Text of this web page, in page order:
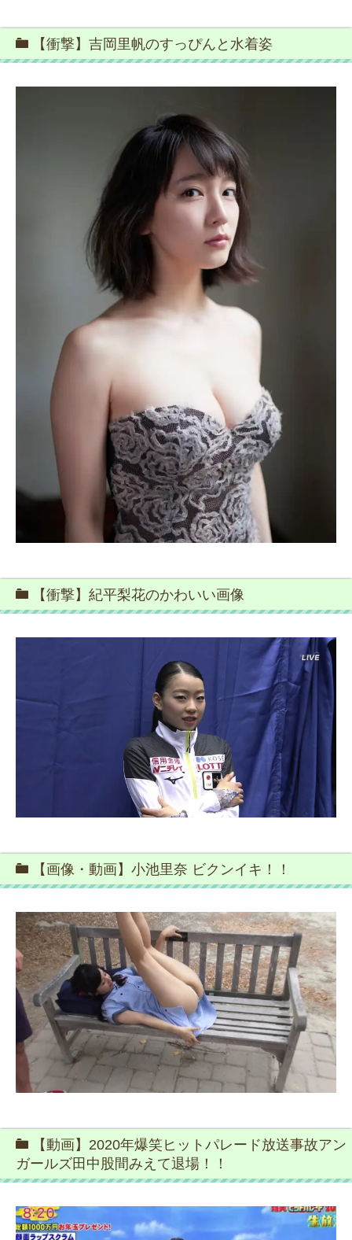
【衝撃】吉岡里帆のすっぴんと水着姿
【衝撃】紀平梨花のかわいい画像
【画像・動画】小池里奈 ビクンイキ！！
【動画】2020年爆笑ヒットパレード放送事故アン
ガールズ田中股間みえて退場！！